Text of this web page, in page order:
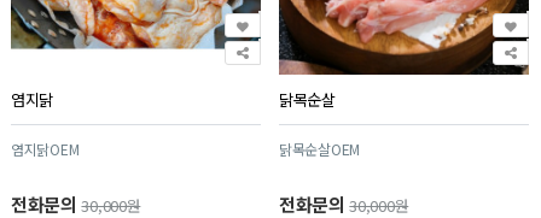
염지닭
염지닭OEM
전화문의30,000원
닭목순살
닭목순살OEM
전화문의30,000원